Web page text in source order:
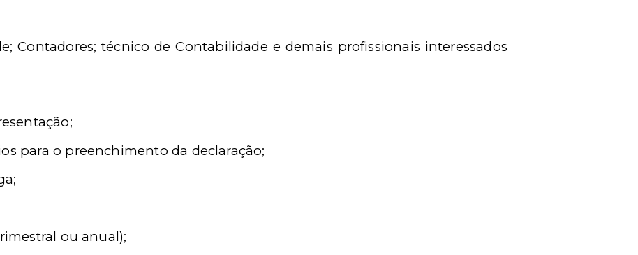
Contadores; técnico de Contabilidade e demais profissionais interessados
para o preenchimento da declaração;
ou anual);